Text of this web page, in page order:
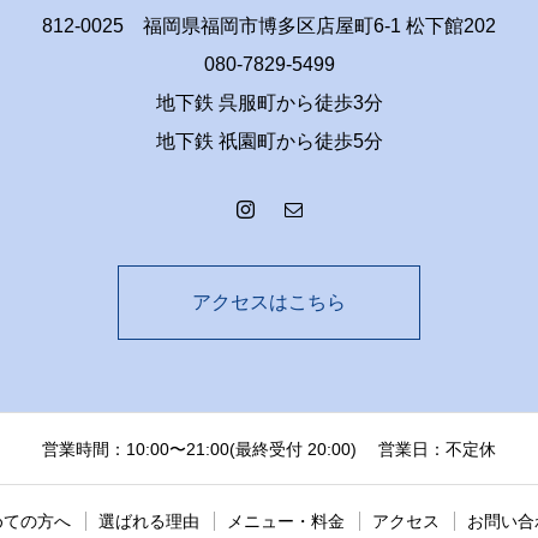
812-0025 福岡県福岡市博多区店屋町6-1 松下館202
080-7829-5499
地下鉄 呉服町から徒歩3分
地下鉄 祇園町から徒歩5分
アクセスはこちら
営業時間：10:00〜21:00(最終受付 20:00) 営業日：不定休
ての方へ 選ばれる理由 メニュー・料金 アクセス お問い